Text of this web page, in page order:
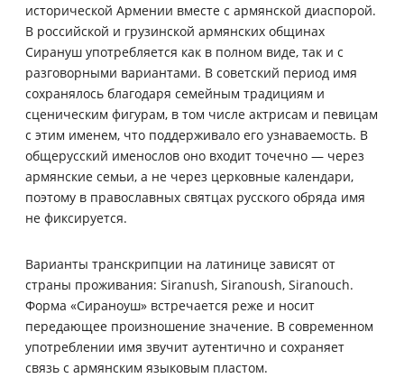
исторической Армении вместе с армянской диаспорой.
В российской и грузинской армянских общинах
Сирануш употребляется как в полном виде, так и с
разговорными вариантами. В советский период имя
сохранялось благодаря семейным традициям и
сценическим фигурам, в том числе актрисам и певицам
с этим именем, что поддерживало его узнаваемость. В
общерусский именослов оно входит точечно — через
армянские семьи, а не через церковные календари,
поэтому в православных святцах русского обряда имя
не фиксируется.
Варианты транскрипции на латинице зависят от
страны проживания: Siranush, Siranoush, Siranouch.
Форма «Сираноуш» встречается реже и носит
передающее произношение значение. В современном
употреблении имя звучит аутентично и сохраняет
связь с армянским языковым пластом.